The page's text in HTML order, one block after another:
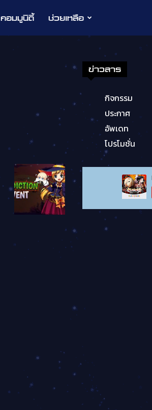
คอมมูนิตี้ ช่วยเหลือ
ข่าวสาร
กิจกรรม
ประกาศ
อัพเดท
โปรโมชั่น